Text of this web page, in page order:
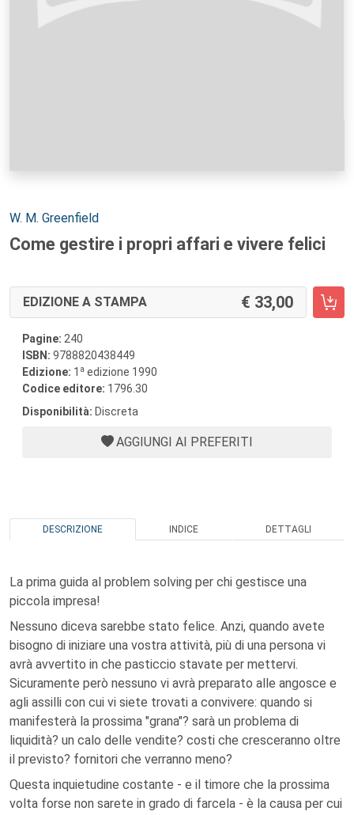
Autori:
W. M. Greenfield
Come gestire i propri affari e vivere felici
EDIZIONE A STAMPA 33,00
Pagine: 240
ISBN: 9788820438449
Edizione: 1 a edizione 1990
Codice editore: 1796.30
Disponibilità: Discreta
AGGIUNGI AI PREFERITI
DESCRIZIONE INDICE DETTAGLI
La prima guida al problem solving per chi gestisce una
piccola impresa!
Nessuno diceva sarebbe stato felice. Anzi, quando avete
bisogno di iniziare una vostra attività, più di una persona vi
avrà avvertito in che pasticcio stavate per mettervi.
Sicuramente però nessuno vi avrà preparato alle angosce e
agli assilli con cui vi siete trovati a convivere: quando si
manifesterà la prossima "grana"? sarà un problema di
liquidità? un calo delle vendite? costi che cresceranno oltre
il previsto? fornitori che verranno meno?
Questa inquietudine costante - e il timore che la prossima
volta forse non sarete in grado di farcela - è la causa per cui